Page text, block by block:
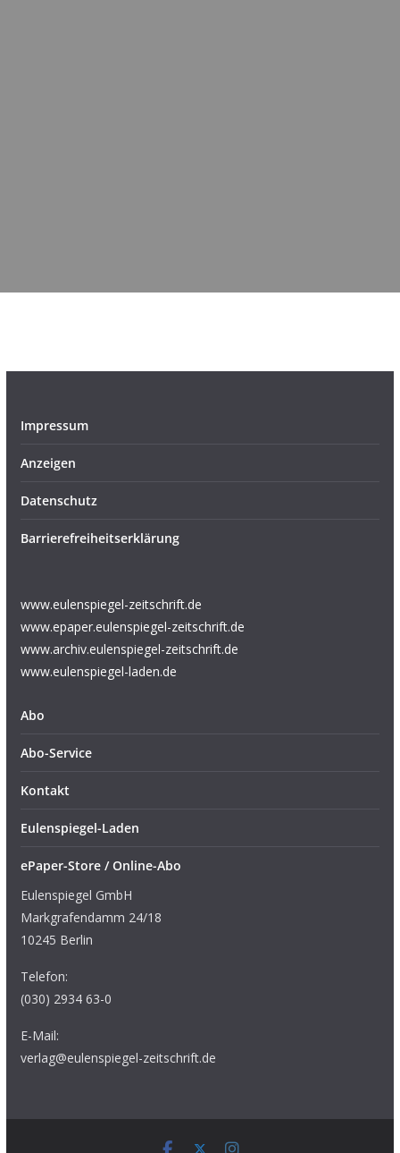
Impressum
Anzeigen
Datenschutz
Barrierefreiheitserklärung
www.eulenspiegel-zeitschrift.de
www.epaper.eulenspiegel-zeitschrift.de
www.archiv.eulenspiegel-zeitschrift.de
www.eulenspiegel-laden.de
Abo
Abo-Service
Kontakt
Eulenspiegel-Laden
ePaper-Store / Online-Abo
Eulenspiegel GmbH
Markgrafendamm 24/18
10245 Berlin
Telefon:
(030) 2934 63-0
E-Mail:
verlag@eulenspiegel-zeitschrift.de